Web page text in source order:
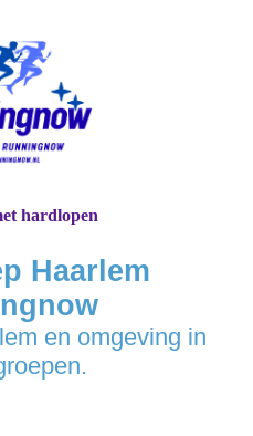
Haarlem
en omgeving in
hardlopen